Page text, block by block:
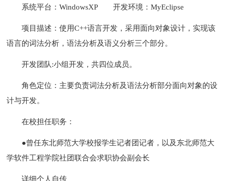
系统平台：WindowsXP 开发环境：MyEclipse
项目描述：使用C++语言开发，采用面向对象设计，实现该
语言的词法分析，语法分析及语义分析三个部分。
开发团队:小组开发，共四位成员。
角色定位：主要负责词法分析及语法分析部分面向对象的设
计与开发。
在校担任职务：
●曾任东北师范大学校报学生记者团记者，以及东北师范大
学软件工程学院社团联合会求职协会副会长
详细个人自传